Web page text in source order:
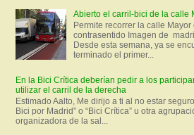
Abierto el carril-bici de la calle
Permite recorrer la calle Mayor
contrasentido Imagen de
Desde esta semana, ya se
terminado el primer...
En la Bici Crítica deberían pedir a los
utilizar el carril de la derecha
Estimado Aalto, Me dirijo a ti al no estar
Bici por Madrid” o “Bici Crítica” u otra
organizadora de la sal...